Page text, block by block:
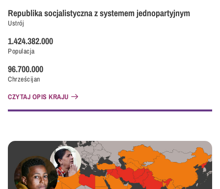
Ustrój
Republika socjalistyczna z systemem jednopartyjnym
Populacja
1.424.382.000
Chrześcijan
96.700.000
CZYTAJ OPIS KRAJU